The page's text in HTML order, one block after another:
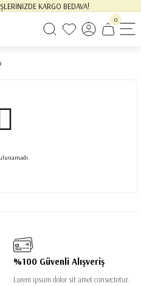
KARGO BEDAVA!
0
%100 Güvenli Alışveriş
Lorem ipsum dolor sit amet consectetur.